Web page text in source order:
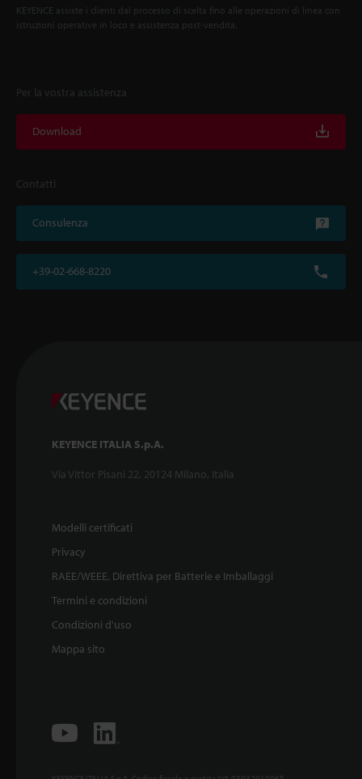
KEYENCE assiste i clienti dal processo di scelta fino alle operazioni di linea con
istruzioni operative in loco e assistenza post-vendita.
Per la vostra assistenza
Download
Contatti
Consulenza
+39-02-668-8220
KEYENCE ITALIA S.p.A.
Via Vittor Pisani 22, 20124 Milano, Italia
Modelli certificati
Privacy
RAEE/WEEE, Direttiva per Batterie e Imballaggi
Termini e condizioni
Condizioni d'uso
Mappa sito